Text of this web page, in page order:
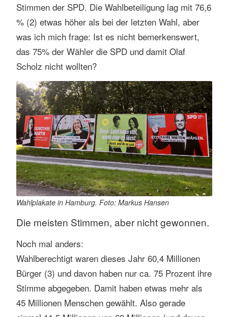
Stimmen der SPD. Die Wahlbeteiligung lag mit 76,6
% (2) etwas höher als bei der letzten Wahl, aber
was ich mich frage: Ist es nicht bemerkenswert,
das 75% der Wähler die SPD und damit Olaf
Scholz nicht wollten?
Wahlplakate in Hamburg. Foto: Markus Hansen
Die meisten Stimmen, aber nicht gewonnen.
Noch mal anders:
Wahlberechtigt waren dieses Jahr 60,4 Millionen
Bürger (3) und davon haben nur ca. 75 Prozent ihre
Stimme abgegeben. Damit haben etwas mehr als
45 Millionen Menschen gewählt. Also gerade